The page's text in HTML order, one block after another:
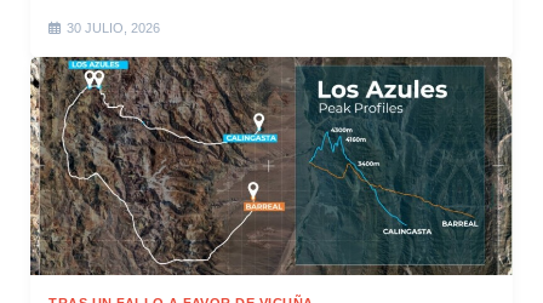
30 JULIO, 2026